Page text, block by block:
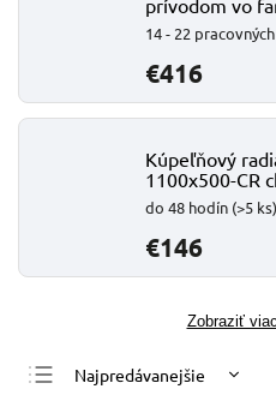
prívodom vo
14 - 22
€416
Kúpeľňový
1100x500-CR
do 48 hodín (>5 ks)
€146
Zobraziť
Najpredávanejšie